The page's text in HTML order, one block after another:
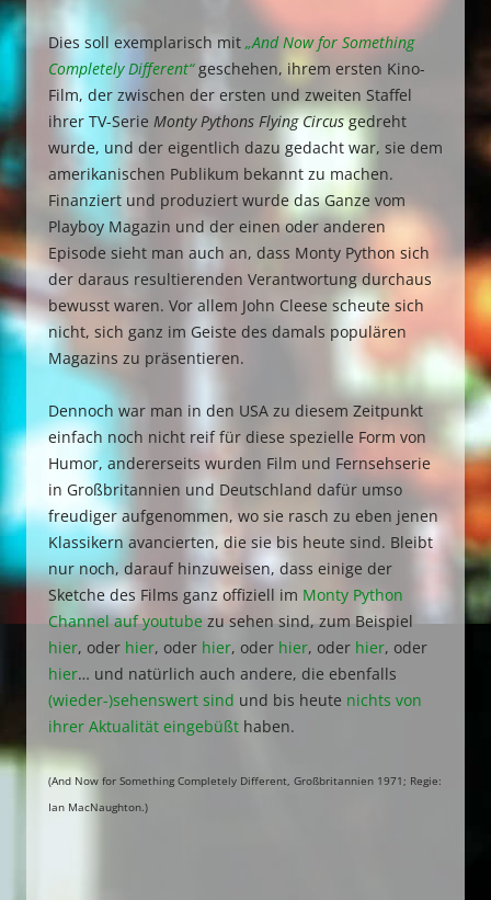
Dies soll exemplarisch mit „And Now for Something
Completely Different“geschehen, ihrem ersten Kino-
Film, der zwischen der ersten und zweiten Staffel
ihrer TV-Serie Monty Pythons Flying Circusgedreht
wurde, und der eigentlich dazu gedacht war, sie dem
amerikanischen Publikum bekannt zu machen.
Finanziert und produziert wurde das Ganze vom
Playboy Magazin und der einen oder anderen
Episode sieht man auch an, dass Monty Python sich
der daraus resultierenden Verantwortung durchaus
bewusst waren. Vor allem John Cleese scheute sich
nicht, sich ganz im Geiste des damals populären
Magazins zu präsentieren.
Dennoch war man in den USA zu diesem Zeitpunkt
einfach noch nicht reif für diese spezielle Form von
Humor, andererseits wurden Film und Fernsehserie
in Großbritannien und Deutschland dafür umso
freudiger aufgenommen, wo sie rasch zu eben jenen
Klassikern avancierten, die sie bis heute sind. Bleibt
nur noch, darauf hinzuweisen, dass einige der
Sketche des Films ganz offiziell im Monty Python
Channel auf youtubezu sehen sind, zum Beispiel
hier, oder hier, oder hier, oder hier, oder hier, oder
hier… und natürlich auch andere, die ebenfalls
(wieder-)sehenswert sind und bis heute nichts von
ihrer Aktualität eingebüßt haben.
(And Now for Something Completely Different, Großbritannien 1971; Regie:
Ian MacNaughton.)